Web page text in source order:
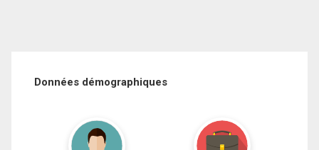
Données démographiques